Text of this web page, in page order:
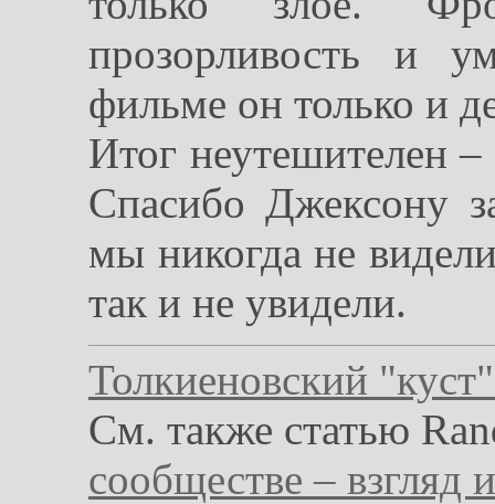
прозорливость и
фильме он только и
Итог неутешителен –
Спасибо Джексону
мы никогда не
так и не увидели.
Толкиеновский
См. также статью
сообществе – взгляд